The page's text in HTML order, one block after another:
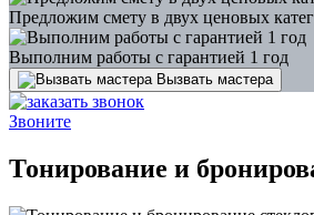
Предложим смету в двух ценовых
Выполним работы с гарантией 1 год
Вызвать мастера
Звоните
Тонирование и